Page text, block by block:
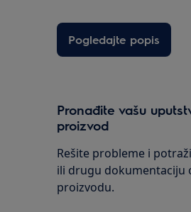
Pogledajte popis
Pronađite vašu
proizvod
Rešite probleme i
ili drugu dokumentaciju
proizvodu.